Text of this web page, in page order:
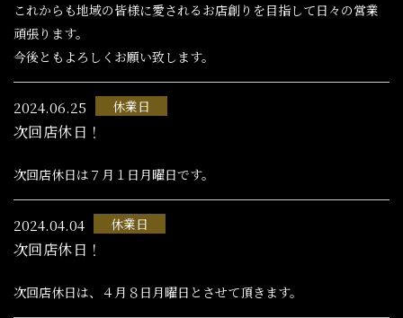
これからも地域の皆様に愛されるお店創りを目指して日々の営業
頑張ります。
今後ともよろしくお願い致します。
2024.06.25 休業日
次回店休日！
次回店休日は７月１日月曜日です。
2024.04.04 休業日
次回店休日！
次回店休日は、４月８日月曜日とさせて頂きます。